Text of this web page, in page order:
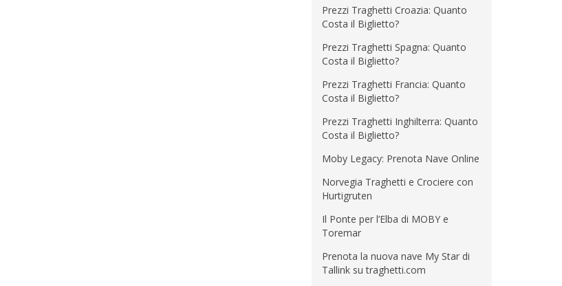
Prezzi Traghetti Croazia: Quanto
Costa il Biglietto?
Prezzi Traghetti Spagna: Quanto
Costa il Biglietto?
Prezzi Traghetti Francia: Quanto
Costa il Biglietto?
Prezzi Traghetti Inghilterra: Quanto
Costa il Biglietto?
Moby Legacy: Prenota Nave Online
Norvegia Traghetti e Crociere con
Hurtigruten
Il Ponte per l’Elba di MOBY e
Toremar
Prenota la nuova nave My Star di
Tallink su traghetti.com